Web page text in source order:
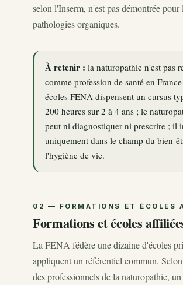
selon l'Inserm, n'est pas démontrée pour
pathologies organiques.
À retenir : la naturopathie n'est pas
comme profession de santé en
écoles FENA dispensent un cursus
200 heures sur 2 à 4 ans ; le
peut ni diagnostiquer ni prescrire ; il
uniquement dans le champ du bien-
l'hygiène de vie.
Formations et écoles
La FENA fédère une dizaine d'écoles
appliquent un référentiel commun.
des professionnels de la naturopathie,